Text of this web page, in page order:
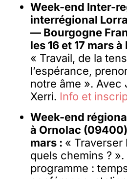
Week-end Inter-
interrégional
— Bourgogne
les 16 et 17 mars
« Travail, de la
l’espérance,
notre âme ». Avec
Xerri. Info et
Week-end
à Ornolac (09400)
mars : « Traverser
quels chemins ? ».
programme :